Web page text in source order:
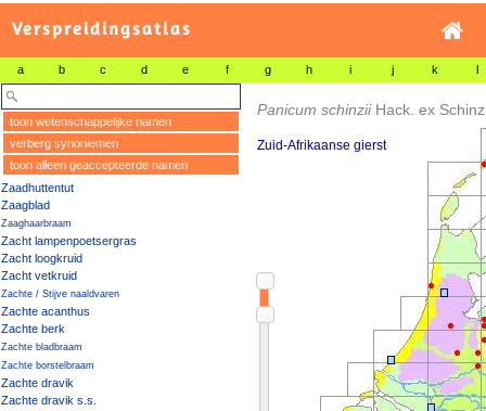
Verspreidingsatlas
a b c d e f g h i j k l
toon wetenschappelijke namen
verberg synoniemen
toon alleen geaccepteerde namen
Zaadhuttentut
Zaagblad
Zaaghaarbraam
Zacht lampenpoetsergras
Zacht loogkruid
Zacht vetkruid
Zachte / Stijve naaldvaren
Zachte acanthus
Zachte berk
Zachte bladbraam
Zachte borstelbraam
Zachte dravik
Zachte dravik s.s.
Panicum schinzii Hack. ex Schinz
Zuid-Afrikaanse gierst